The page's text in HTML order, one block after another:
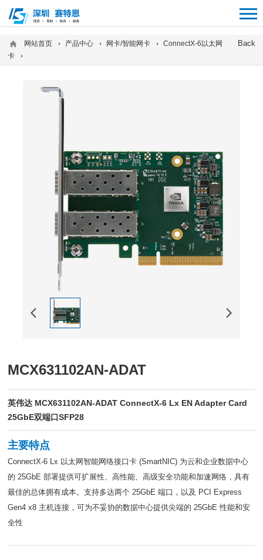
Back
网站首页 产品中心 网卡/智能网卡
ConnectX-6以太网
卡
MCX631102AN-ADAT
英伟达 MCX631102AN-ADAT ConnectX-6 Lx EN Adapter Card
25GbE双端口SFP28
主要特点
ConnectX-6 Lx 以太网智能网络接口卡 (SmartNIC) 为云和企业数据中心
的 25GbE 部署提供可扩展性、高性能、高级安全功能和加速网络，具有
最佳的总体拥有成本。支持多达两个 25GbE 端口，以及 PCI Express
Gen4 x8 主机连接，可为不妥协的数据中心提供尖端的 25GbE 性能和安
全性